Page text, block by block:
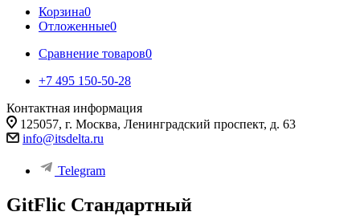
Корзина0
Отложенные0
Сравнение товаров0
+7 495 150-50-28
Контактная информация
125057, г. Москва, Ленинградский проспект, д. 63
info@itsdelta.ru
Telegram
GitFlic Стандартный